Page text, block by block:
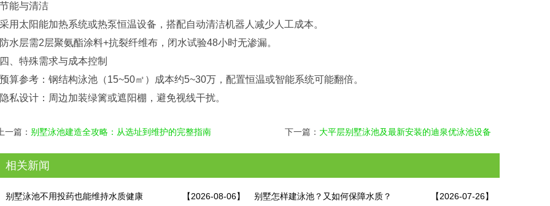
节能与清洁‌
采用太阳能加热系统或热泵恒温设备，搭配自动清洁机器人减少人工成本‌。
防水层需2层聚氨酯涂料+抗裂纤维布，闭水试验48小时无渗漏‌。
四、‌特殊需求与成本控制‌
预算参考‌：钢结构泳池（15~50㎡）成本约5~30万，配置恒温或智能系统可能翻倍‌。
隐私设计‌：周边加装绿篱或遮阳棚，避免视线干扰‌。
一篇： 别墅泳池建造全攻略：从选址到维护的完整指南 下一篇： 大平层别墅泳池及最新安装的迪泉优泳池设备
相关新闻
【2026-08-06】
别墅泳池不用投药也能维持水质健康 【2026-07-26】
别墅怎样建泳池？又如何保障水质？